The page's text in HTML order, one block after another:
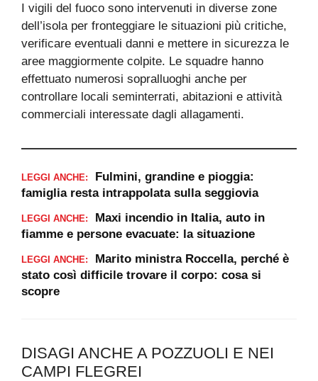
I vigili del fuoco sono intervenuti in diverse zone
dell’isola per fronteggiare le situazioni più critiche,
verificare eventuali danni e mettere in sicurezza le
aree maggiormente colpite. Le squadre hanno
effettuato numerosi sopralluoghi anche per
controllare locali seminterrati, abitazioni e attività
commerciali interessate dagli allagamenti.
LEGGI ANCHE:
Fulmini, grandine e pioggia:
famiglia resta intrappolata sulla seggiovia
LEGGI ANCHE:
Maxi incendio in Italia, auto in
fiamme e persone evacuate: la situazione
LEGGI ANCHE:
Marito ministra Roccella, perché è
stato così difficile trovare il corpo: cosa si
scopre
DISAGI ANCHE A POZZUOLI E NEI
CAMPI FLEGREI